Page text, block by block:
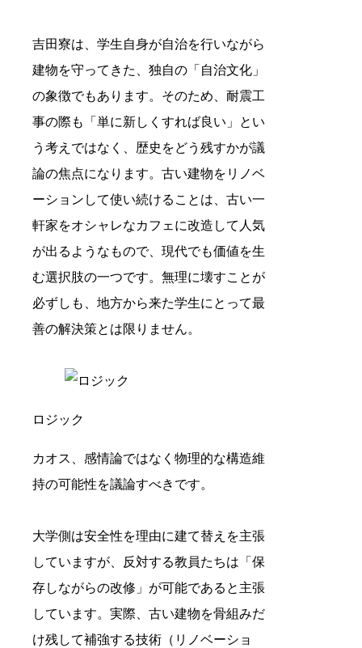
吉田寮は、学生自身が自治を行いながら
建物を守ってきた、独自の「自治文化」
の象徴でもあります。そのため、耐震工
事の際も「単に新しくすれば良い」とい
う考えではなく、歴史をどう残すかが議
論の焦点になります。古い建物をリノベ
ーションして使い続けることは、古い一
軒家をオシャレなカフェに改造して人気
が出るようなもので、現代でも価値を生
む選択肢の一つです。無理に壊すことが
必ずしも、地方から来た学生にとって最
善の解決策とは限りません。
ロジック
カオス、感情論ではなく物理的な構造維
持の可能性を議論すべきです。
大学側は安全性を理由に建て替えを主張
していますが、反対する教員たちは「保
存しながらの改修」が可能であると主張
しています。実際、古い建物を骨組みだ
け残して補強する技術（リノベーショ